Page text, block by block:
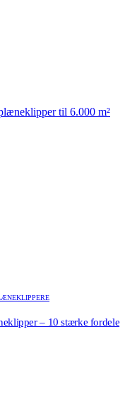
– 10 stærke fordele